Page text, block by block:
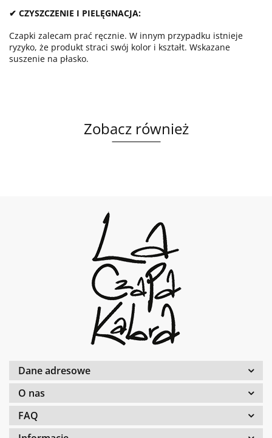
✔ CZYSZCZENIE I PIELĘGNACJA:
Czapki zalecam prać ręcznie. W innym przypadku istnieje
ryzyko, że produkt straci swój kolor i kształt. Wskazane
suszenie na płasko.
Zobacz również
Dane adresowe
O nas
FAQ